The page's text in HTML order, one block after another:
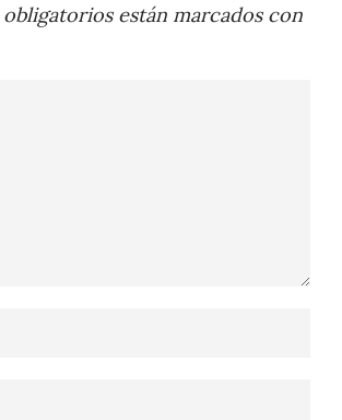
obligatorios están marcados con